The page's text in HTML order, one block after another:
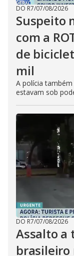
DO R7/07/08/2026
Suspeito
com a
de
mil
A polícia
estavam sob
DO R7/07/08/2026
Assalto
brasileiro